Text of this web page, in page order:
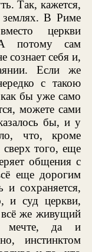
Так, кажется,
землях. В Риме
церкви
А потому сам
сознает себя и,
Если же
с такою
бы уже само
можете сами
бы, и у
что, кроме
сверх того, еще
общения с
еще дорогим
сохраняется,
и суд церкви,
всё же живущий
мечте, да и
инстинктом